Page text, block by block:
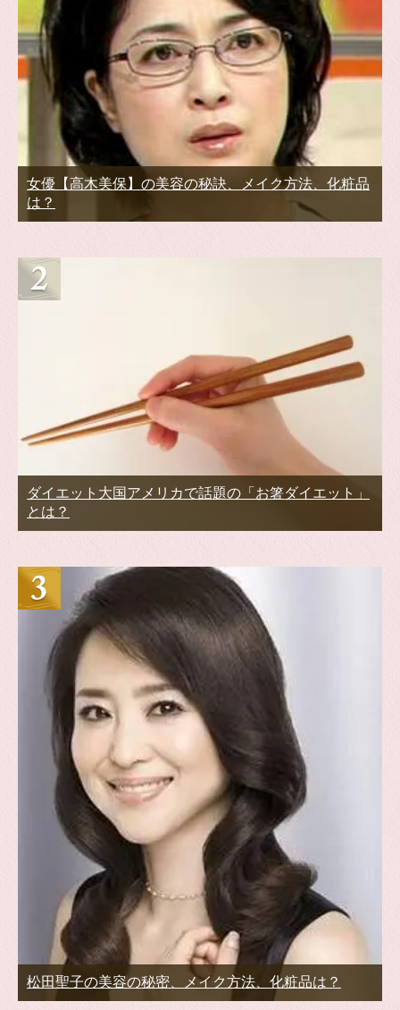
女優【高木美保】の美容の秘訣、メイク方法、化粧品
は？
ダイエット大国アメリカで話題の「お箸ダイエット」
とは？
松田聖子の美容の秘密、メイク方法、化粧品は？